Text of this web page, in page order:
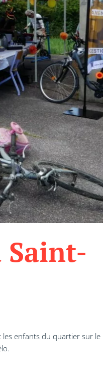
Saint-
les enfants du quartier sur le